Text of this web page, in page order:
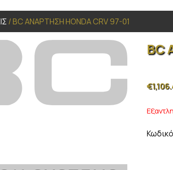
/ BC ΑΝΑΡΤΗΣΗ HONDA CRV 97-01
BC
€